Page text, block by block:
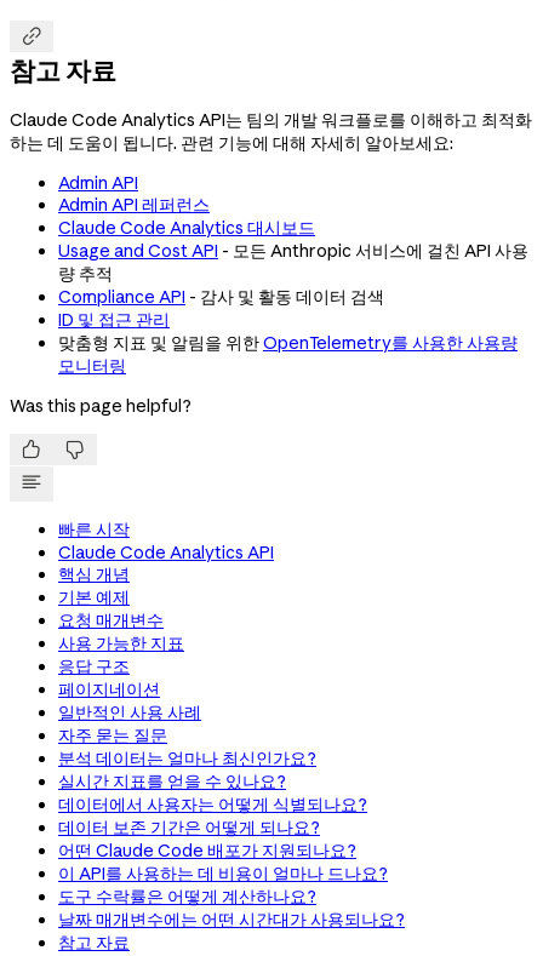

참고 자료
Claude Code Analytics API는 팀의 개발 워크플로를 이해하고 최적화
하는 데 도움이 됩니다. 관련 기능에 대해 자세히 알아보세요:
Admin API
Admin API 레퍼런스
Claude Code Analytics 대시보드
Usage and Cost API - 모든 Anthropic 서비스에 걸친 API 사용
량 추적
Compliance API - 감사 및 활동 데이터 검색
ID 및 접근 관리
맞춤형 지표 및 알림을 위한OpenTelemetry를 사용한 사용량
모니터링
Was this page helpful?
 
빠른 시작
Claude Code Analytics API
핵심 개념
기본 예제
요청 매개변수
사용 가능한 지표
응답 구조
페이지네이션
일반적인 사용 사례
자주 묻는 질문
분석 데이터는 얼마나 최신인가요?
실시간 지표를 얻을 수 있나요?
데이터에서 사용자는 어떻게 식별되나요?
데이터 보존 기간은 어떻게 되나요?
어떤 Claude Code 배포가 지원되나요?
이 API를 사용하는 데 비용이 얼마나 드나요?
도구 수락률은 어떻게 계산하나요?
날짜 매개변수에는 어떤 시간대가 사용되나요?
참고 자료